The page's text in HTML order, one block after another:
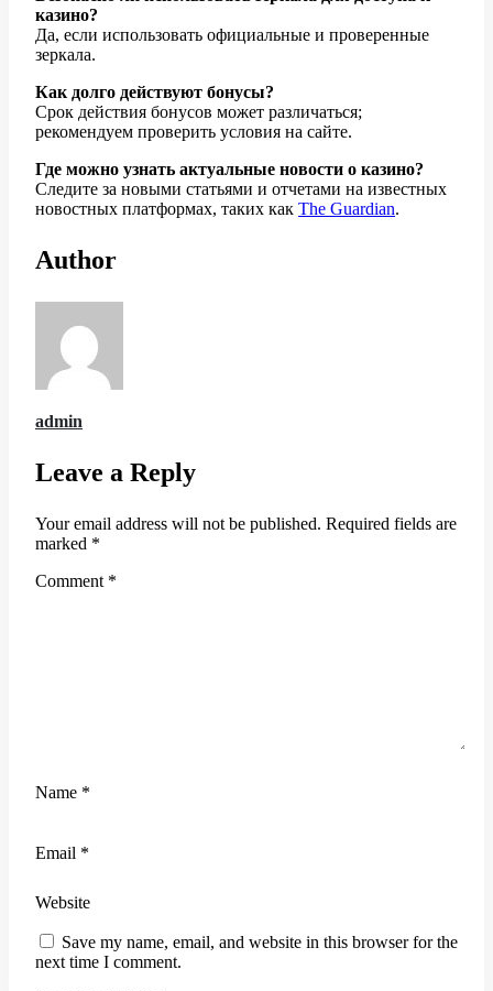
казино?
Да, если использовать официальные и проверенные
зеркала.
Как долго действуют бонусы?
Срок действия бонусов может различаться;
рекомендуем проверить условия на сайте.
Где можно узнать актуальные новости о казино?
Следите за новыми статьями и отчетами на известных
новостных платформах, таких как The Guardian.
Author
admin
Leave a Reply
Your email address will not be published. Required fields are
marked *
Comment *
Name *
Email *
Website
Save my name, email, and website in this browser for the
next time I comment.